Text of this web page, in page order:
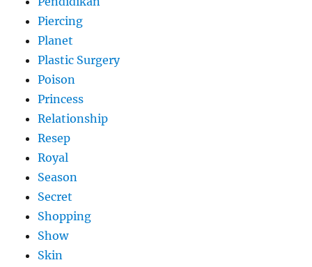
Piercing
Planet
Plastic Surgery
Poison
Princess
Relationship
Resep
Royal
Season
Secret
Shopping
Show
Skin